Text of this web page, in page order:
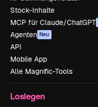
Stock-Inhalte
MCP für Claude/ChatGPT
Agenten Neu
API
Mobile App
Alle Magnific-Tools
Loslegen